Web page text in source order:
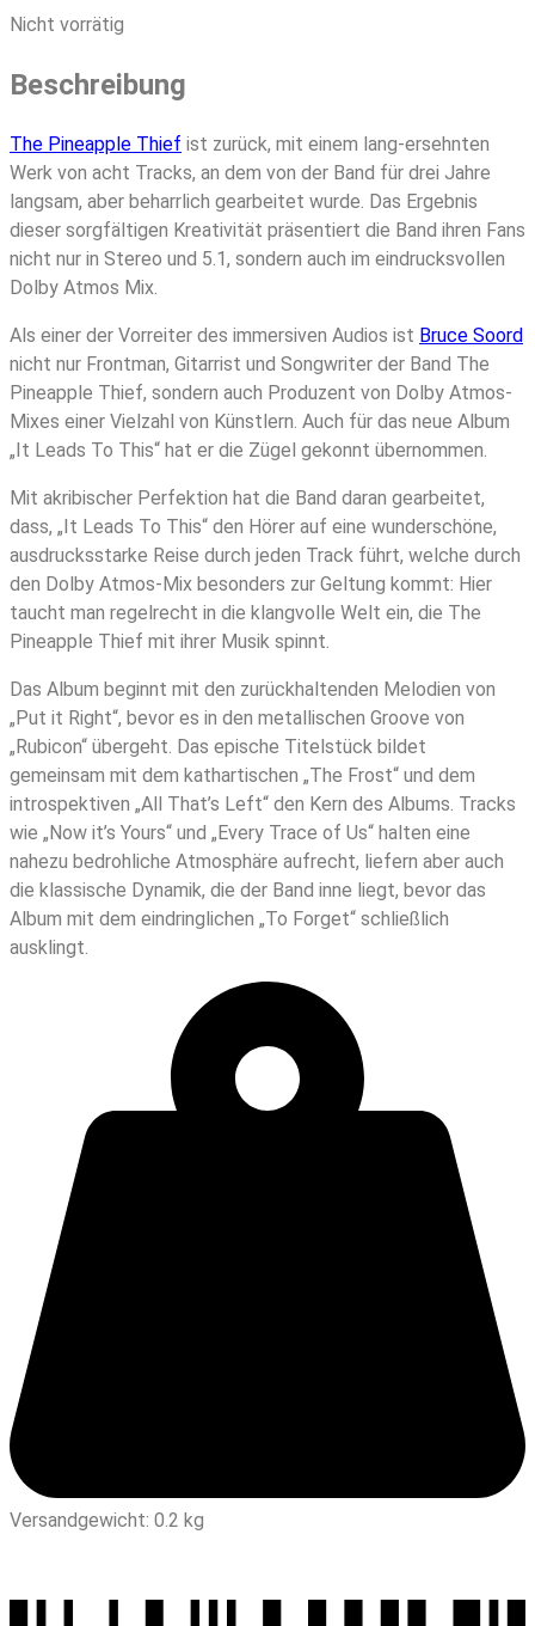
Nicht vorrätig
Beschreibung
The Pineapple Thief ist zurück, mit einem lang-ersehnten
Werk von acht Tracks, an dem von der Band für drei Jahre
langsam, aber beharrlich gearbeitet wurde. Das Ergebnis
dieser sorgfältigen Kreativität präsentiert die Band ihren Fans
nicht nur in Stereo und 5.1, sondern auch im eindrucksvollen
Dolby Atmos Mix.
Als einer der Vorreiter des immersiven Audios ist Bruce Soord
nicht nur Frontman, Gitarrist und Songwriter der Band The
Pineapple Thief, sondern auch Produzent von Dolby Atmos-
Mixes einer Vielzahl von Künstlern. Auch für das neue Album
„It Leads To This“ hat er die Zügel gekonnt übernommen.
Mit akribischer Perfektion hat die Band daran gearbeitet,
dass, „It Leads To This“ den Hörer auf eine wunderschöne,
ausdrucksstarke Reise durch jeden Track führt, welche durch
den Dolby Atmos-Mix besonders zur Geltung kommt: Hier
taucht man regelrecht in die klangvolle Welt ein, die The
Pineapple Thief mit ihrer Musik spinnt.
Das Album beginnt mit den zurückhaltenden Melodien von
„Put it Right“, bevor es in den metallischen Groove von
„Rubicon“ übergeht. Das epische Titelstück bildet
gemeinsam mit dem kathartischen „The Frost“ und dem
introspektiven „All That’s Left“ den Kern des Albums. Tracks
wie „Now it’s Yours“ und „Every Trace of Us“ halten eine
nahezu bedrohliche Atmosphäre aufrecht, liefern aber auch
die klassische Dynamik, die der Band inne liegt, bevor das
Album mit dem eindringlichen „To Forget“ schließlich
ausklingt.
Versandgewicht: 0.2 kg